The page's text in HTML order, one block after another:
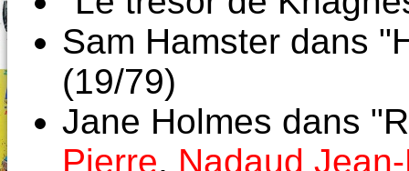
Sam Hamster dans
(19/79)
Jane Holmes dans
Pierre, Nadaud